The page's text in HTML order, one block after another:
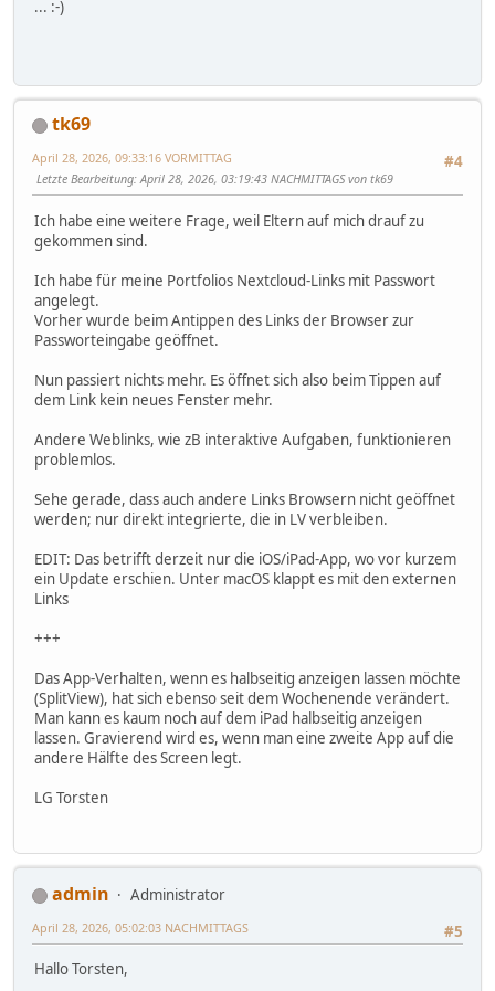
... :-)
tk69
#4
April 28, 2026, 09:33:16 VORMITTAG
Letzte Bearbeitung: April 28, 2026, 03:19:43 NACHMITTAGS von tk69
Ich habe eine weitere Frage, weil Eltern auf mich drauf zu
gekommen sind.
Ich habe für meine Portfolios Nextcloud-Links mit Passwort
angelegt.
Vorher wurde beim Antippen des Links der Browser zur
Passworteingabe geöffnet.
Nun passiert nichts mehr. Es öffnet sich also beim Tippen auf
dem Link kein neues Fenster mehr.
Andere Weblinks, wie zB interaktive Aufgaben, funktionieren
problemlos.
Sehe gerade, dass auch andere Links Browsern nicht geöffnet
werden; nur direkt integrierte, die in LV verbleiben.
EDIT: Das betrifft derzeit nur die iOS/iPad-App, wo vor kurzem
ein Update erschien. Unter macOS klappt es mit den externen
Links
+++
Das App-Verhalten, wenn es halbseitig anzeigen lassen möchte
(SplitView), hat sich ebenso seit dem Wochenende verändert.
Man kann es kaum noch auf dem iPad halbseitig anzeigen
lassen. Gravierend wird es, wenn man eine zweite App auf die
andere Hälfte des Screen legt.
LG Torsten
admin
Administrator
#5
April 28, 2026, 05:02:03 NACHMITTAGS
Hallo Torsten,